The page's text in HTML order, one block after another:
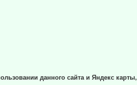
данного сайта и Яндекс карты,